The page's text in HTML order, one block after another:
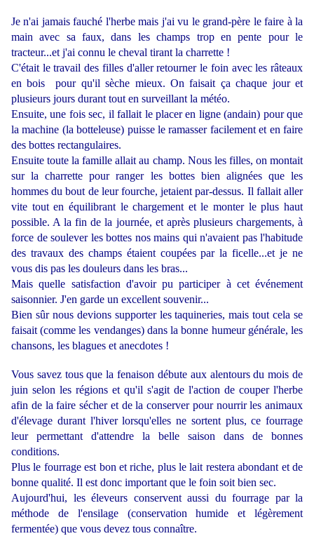
Je n'ai jamais fauché l'herbe mais j'ai vu le grand-père le faire à la
main avec sa faux, dans les champs trop en pente pour le
tracteur...et j'ai connu le cheval tirant la charrette !
C'était le travail des filles d'aller retourner le foin avec les râteaux
en bois pour qu'il sèche mieux. On faisait ça chaque jour et
plusieurs jours durant tout en surveillant la météo.
Ensuite, une fois sec, il fallait le placer en ligne (andain) pour que
la machine (la botteleuse) puisse le ramasser facilement et en faire
des bottes rectangulaires.
Ensuite toute la famille allait au champ. Nous les filles, on montait
sur la charrette pour ranger les bottes bien alignées que les
hommes du bout de leur fourche, jetaient par-dessus. Il fallait aller
vite tout en équilibrant le chargement et le monter le plus haut
possible. A la fin de la journée, et après plusieurs chargements, à
force de soulever les bottes nos mains qui n'avaient pas l'habitude
des travaux des champs étaient coupées par la ficelle...et je ne
vous dis pas les douleurs dans les bras...
Mais quelle satisfaction d'avoir pu participer à cet événement
saisonnier. J'en garde un excellent souvenir...
Bien sûr nous devions supporter les taquineries, mais tout cela se
faisait (comme les vendanges) dans la bonne humeur générale, les
chansons, les blagues et anecdotes !
Vous savez tous que la fenaison débute aux alentours du mois de
juin selon les régions et qu'il s'agit de l'action de couper l'herbe
afin de la faire sécher et de la conserver pour nourrir les animaux
d'élevage durant l'hiver lorsqu'elles ne sortent plus, ce fourrage
leur permettant d'attendre la belle saison dans de bonnes
conditions.
Plus le fourrage est bon et riche, plus le lait restera abondant et de
bonne qualité. Il est donc important que le foin soit bien sec.
Aujourd'hui, les éleveurs conservent aussi du fourrage par la
méthode de l'ensilage (conservation humide et légèrement
fermentée) que vous devez tous connaître.